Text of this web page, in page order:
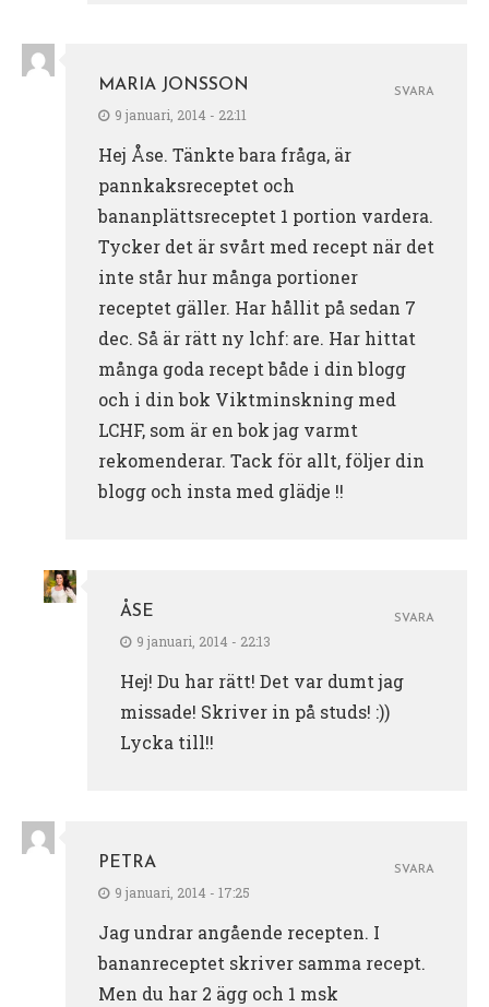
MARIA JONSSON
9 januari, 2014 - 22:11
Hej Åse. Tänkte bara fråga, är
pannkaksreceptet och
bananplättsreceptet 1 portion vardera.
Tycker det är svårt med recept när det
inte står hur många portioner
receptet gäller. Har hållit på sedan 7
dec. Så är rätt ny lchf: are. Har hittat
många goda recept både i din blogg
och i din bok Viktminskning med
LCHF, som är en bok jag varmt
rekomenderar. Tack för allt, följer din
blogg och insta med glädje !!
SVARA
ÅSE
9 januari, 2014 - 22:13
Hej! Du har rätt! Det var dumt jag
missade! Skriver in på studs! :))
Lycka till!!
SVARA
PETRA
9 januari, 2014 - 17:25
Jag undrar angående recepten. I
bananreceptet skriver samma recept.
Men du har 2 ägg och 1 msk
SVARA